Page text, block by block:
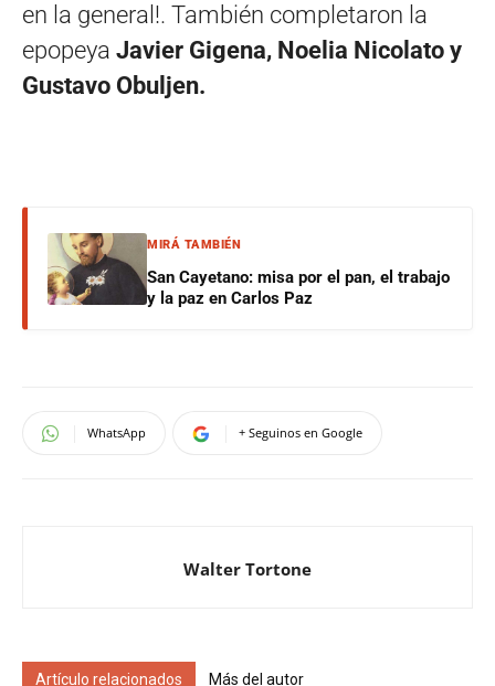
en la general!. También completaron la
epopeya Javier Gigena, Noelia Nicolato y
Gustavo Obuljen.
MIRÁ TAMBIÉN
San Cayetano: misa por el pan, el trabajo
y la paz en Carlos Paz
WhatsApp + Seguinos en Google
Walter Tortone
Artículo relacionados Más del autor